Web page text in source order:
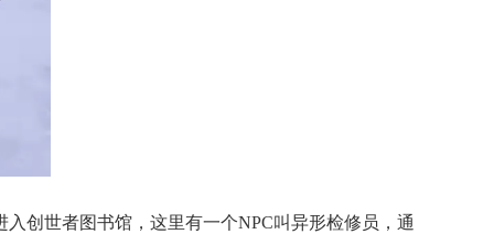
创世者图书馆，这里有一个NPC叫异形检修员，通